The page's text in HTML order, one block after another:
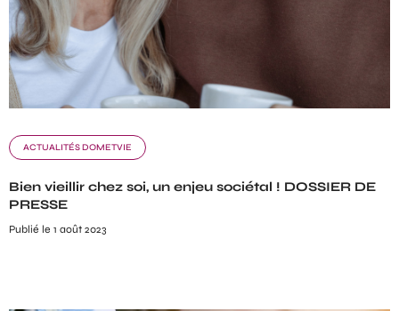
ACTUALITÉS DOMETVIE
Bien vieillir chez soi, un enjeu sociétal ! DOSSIER DE
PRESSE
Publié le 1 août 2023